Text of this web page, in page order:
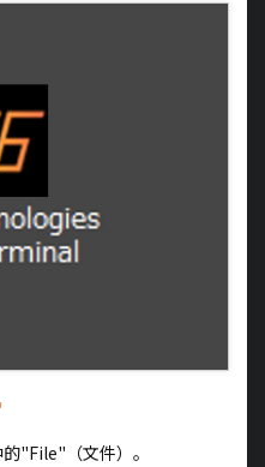
"File"（文件）。